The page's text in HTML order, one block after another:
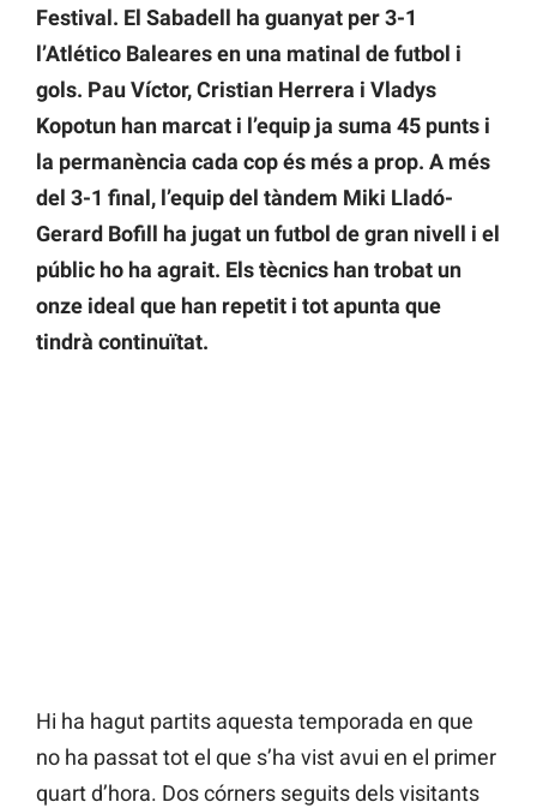
Festival. El Sabadell ha guanyat per 3-1
l’Atlético Baleares en una matinal de futbol i
gols. Pau Víctor, Cristian Herrera i Vladys
Kopotun han marcat i l’equip ja suma 45 punts i
la permanència cada cop és més a prop. A més
del 3-1 final, l’equip del tàndem Miki Lladó-
Gerard Bofill ha jugat un futbol de gran nivell i el
públic ho ha agrait. Els tècnics han trobat un
onze ideal que han repetit i tot apunta que
tindrà continuïtat.
Hi ha hagut partits aquesta temporada en que
no ha passat tot el que s’ha vist avui en el primer
quart d’hora. Dos córners seguits dels visitants